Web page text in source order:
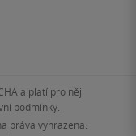
a platí pro něj
podmínky
práva vyhrazena.